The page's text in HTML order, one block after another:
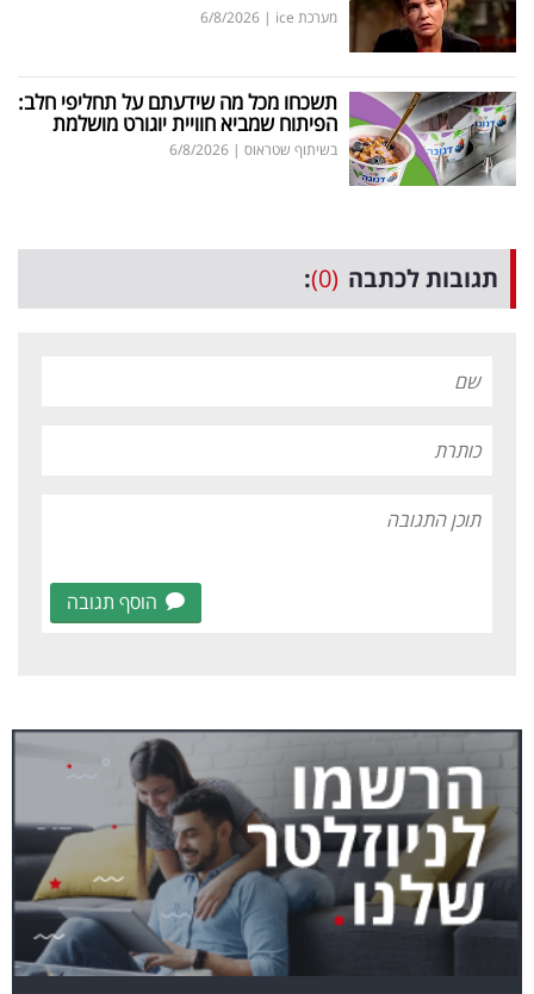
מערכת ice |
6/8/2026
תשכחו מכל מה שידעתם על תחליפי חלב:
הפיתוח שמביא חוויית יוגורט מושלמת
בשיתוף שטראוס |
6/8/2026
תגובות לכתבה (0)
:
הוסף תגובה